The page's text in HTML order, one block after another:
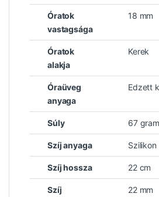
Óratok
vastagsága
18 mm
Óratok
alakja
Kerek
Óraüveg
anyaga
Edzett
Súly 67
Szíj anyaga Szilikon
Szíj hossza 22 cm
Szíj
22 mm